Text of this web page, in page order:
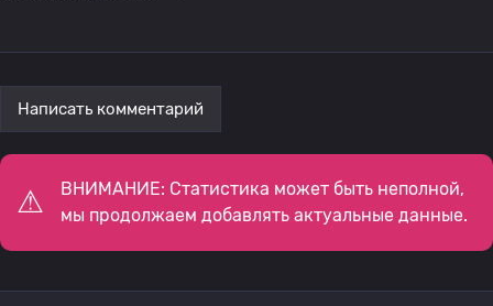
Написать комментарий
ВНИМАНИЕ: Статистика может быть неполной,
мы продолжаем добавлять актуальные данные.